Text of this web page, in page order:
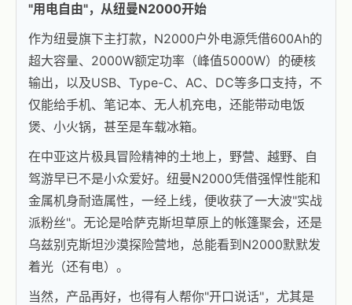
"用电自由"，从纽曼N2000开始
作为纽曼旗下主打款，N2000户外电源凭借600Ah的
超大容量、2000W额定功率（峰值5000W）的硬核
输出，以及USB、Type-C、AC、DC等多口支持，不
仅能给手机、笔记本、无人机充电，还能带动电饭
煲、小火锅，甚至是车载冰箱。
在中亚这片极具冒险精神的土地上，野营、越野、自
驾游早已不是小众爱好。纽曼N2000凭借强悍性能和
金属机身耐造属性，一经上线，便收获了一大波"实战
派粉丝"。无论是哈萨克斯坦草原上的帐篷聚会，还是
乌兹别克斯坦沙漠探险营地，总能看到N2000默默发
着光（还有电）。
当然，产品再好，也得有人帮你"开口说话"，尤其是